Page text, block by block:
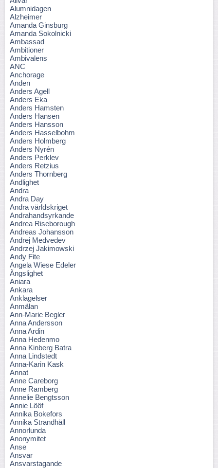
Alumnidagen
Alzheimer
Amanda Ginsburg
Amanda Sokolnicki
Ambassad
Ambitioner
Ambivalens
ANC
Anchorage
Anden
Anders Agell
Anders Eka
Anders Hamsten
Anders Hansen
Anders Hansson
Anders Hasselbohm
Anders Holmberg
Anders Nyrén
Anders Perklev
Anders Retzius
Anders Thornberg
Andlighet
Andra
Andra Day
Andra världskriget
Andrahandsyrkande
Andrea Riseborough
Andreas Johansson
Andrej Medvedev
Andrzej Jakimowski
Andy Fite
Angela Wiese Edeler
Ängslighet
Aniara
Ankara
Anklagelser
Anmälan
Ann-Marie Begler
Anna Andersson
Anna Ardin
Anna Hedenmo
Anna Kinberg Batra
Anna Lindstedt
Anna-Karin Kask
Annat
Anne Careborg
Anne Ramberg
Annelie Bengtsson
Annie Lööf
Annika Bokefors
Annika Strandhäll
Annorlunda
Anonymitet
Anse
Ansvar
Ansvarstagande